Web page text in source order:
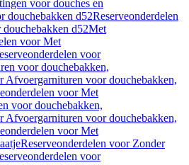
voor douches en
douchebakken d52Reserveonderdelen
d52Met
voor Met
voor
voor douchebakken,
Afvoergarnituren voor douchebakken,
voor Met
voor douchebakken,
Afvoergarnituren voor douchebakken,
voor Met
Reserveonderdelen voor Zonder
voor